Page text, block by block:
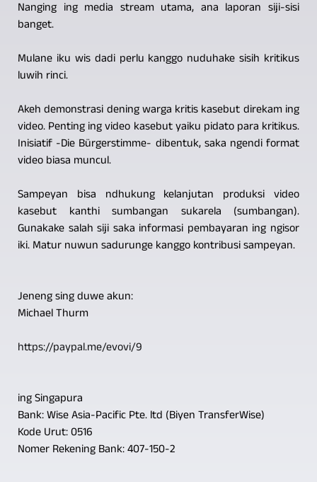
Nanging ing media stream utama, ana laporan siji-sisi
banget.
Mulane iku wis dadi perlu kanggo nuduhake sisih kritikus
luwih rinci.
Akeh demonstrasi dening warga kritis kasebut direkam ing
video. Penting ing video kasebut yaiku pidato para kritikus.
Inisiatif -Die Bürgerstimme- dibentuk, saka ngendi format
video biasa muncul.
Sampeyan bisa ndhukung kelanjutan produksi video
kasebut kanthi sumbangan sukarela (sumbangan).
Gunakake salah siji saka informasi pembayaran ing ngisor
iki. Matur nuwun sadurunge kanggo kontribusi sampeyan.
Jeneng sing duwe akun:
Michael Thurm
https://paypal.me/evovi/9
ing Singapura
Bank: Wise Asia-Pacific Pte. ltd (Biyen TransferWise)
Kode Urut: 0516
Nomer Rekening Bank: 407-150-2